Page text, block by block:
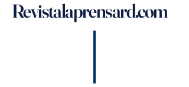
Revistalaprensard.com